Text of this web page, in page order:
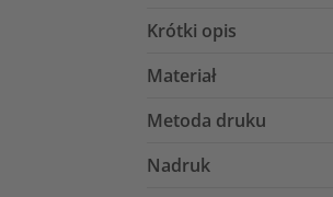
Krótki opis
Materiał
Metoda druku
Nadruk